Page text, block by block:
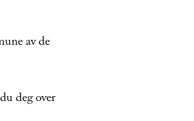
av de
deg over